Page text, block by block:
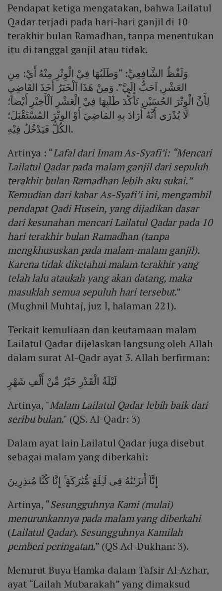
Pendapat ketiga mengatakan, bahwa Lailatul
Qadar terjadi pada hari-hari ganjil di 10
terakhir bulan Ramadhan, tanpa menentukan
itu di tanggal ganjil atau tidak.
وَلَفْظُ الشَّافِعِيِّ: “وَطَلَبُهَا فِيْ الْوِتْرِ مِنْهُ أَيْ: مِنِ
العَشْرِ, اَحَبُّ اِلَيَّ”. وَمِنْ هَذَا اَلْخَبَرُ أَخَذَ القَاضِي
الحُسَيْنِ تَأَكُّدَ طَلَبِهَا فِيْ الْعَشْرِ اَلْأَخِيْرِ أَيْضاً؛‎ لِأَنَّ الْوِتْرَ
لَا يُدْرَي أَنَّهُ أَرَادَ بِهِ المَاضِيَ أَوْ الوِتْرَ المُسْتَقْبَلَ؛
فَيَدْخُلُ فِيْهِ‎ الكُلُّ.‎
Artinya : “Lafal dari Imam As-Syafi’i: “Mencari
Lailatul Qadar pada malam ganjil dari sepuluh
terakhir bulan Ramadhan lebih aku sukai.”
Kemudian dari kabar As-Syafi’i ini, mengambil
pendapat Qadi Husein, yang dijadikan dasar
dari kesunahan mencari Lailatul Qadar pada 10
hari terakhir bulan Ramadhan (tanpa
mengkhususkan pada malam-malam ganjil).
Karena tidak diketahui malam terakhir yang
telah lalu ataukah yang akan datang, maka
masuklah semua sepuluh hari tersebut.”
(Mughnil Muhtaj, juz I, halaman 221).
Terkait kemuliaan dan keutamaan malam
Lailatul Qadar dijelaskan langsung oleh Allah
dalam surat Al-Qadr ayat 3. Allah berfirman:
لَيْلَةُ الْقَدْرِ خَيْرٌ مِّنْ أَلْفِ شَهْرٍ
Artinya, "Malam Lailatul Qadar lebih baik dari
seribu bulan." (QS. Al-Qadr: 3)
Dalam ayat lain Lailatul Qadar juga disebut
sebagai malam yang diberkahi:
إِنَّآ أَنزَلۡنَٰهُ فِى لَيۡلَةٍ مُّبَٰرَكَةٍ ۚ إِنَّا كُنَّا مُنذِرِينَ
Artinya, “Sesungguhnya Kami (mulai)
menurunkannya pada malam yang diberkahi
(Lailatul Qadar). Sesungguhnya Kamilah
pemberi peringatan.” (QS Ad-Dukhan: 3).
Menurut Buya Hamka dalam Tafsir Al-Azhar,
ayat “Lailah Mubarakah” yang dimaksud